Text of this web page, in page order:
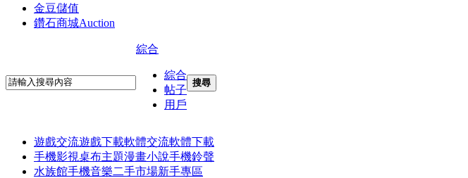
金豆儲值
鑽石商城Auction
綜合
綜合
帖子
用戶
搜尋
遊戲交流遊戲下載軟體交流軟體下載
手機影視桌布主題漫畫小說手機鈴聲
水族館手機音樂二手市場新手專區